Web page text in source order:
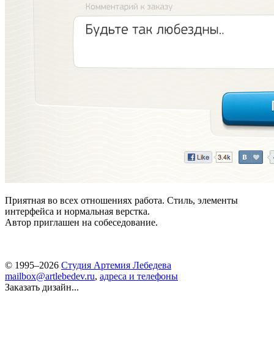
Приятная во всех отношениях работа. Стиль, элементы
интерфейса и нормальная верстка.
Автор приглашен на собеседование.
© 1995–2026 Студия Артемия Лебедева
mailbox@artlebedev.ru, адреса и телефоны
Заказать дизайн...